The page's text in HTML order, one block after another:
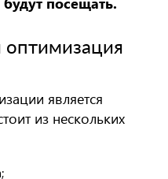
оптимизация
является
из нескольких